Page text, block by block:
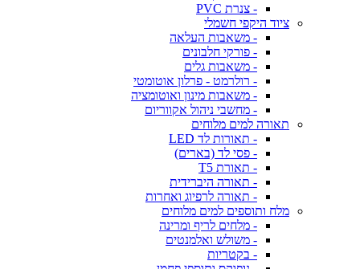
- צנרת PVC
ציוד היקפי חשמלי
- משאבות העלאה
- פורקי חלבונים
- משאבות גלים
- רולרמט - פרלון אוטומטי
- משאבות מינון ואוטומציה
- מחשבי ניהול אקווריום
תאורה למים מלוחים
- תאורות לד LED
- פסי לד (בארים)
- תאורת T5
- תאורה היברידית
- תאורה לרפיוג ואחרות
מלח ותוספים למים מלוחים
- מלחים לריף ומרינה
- משולש ואלמנטים
- בקטריות